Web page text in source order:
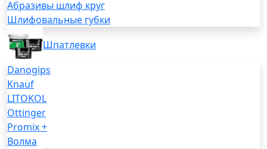
Абразивы шлиф круг
Шлифовальные губки
Шпатлевки
Danogips
Knauf
LITOKOL
Ottinger
Promix +
Волма